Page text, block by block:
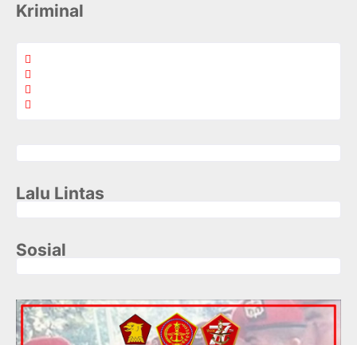
Kriminal
Lalu Lintas
Sosial